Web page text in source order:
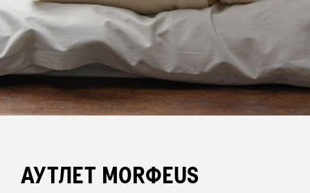
БАР НАВОЛОЧЕК
ПЛЕДЫ
ПОЛОТЕНЦА
ХАЛАТЫ
АУТЛЕТ MORФEUS